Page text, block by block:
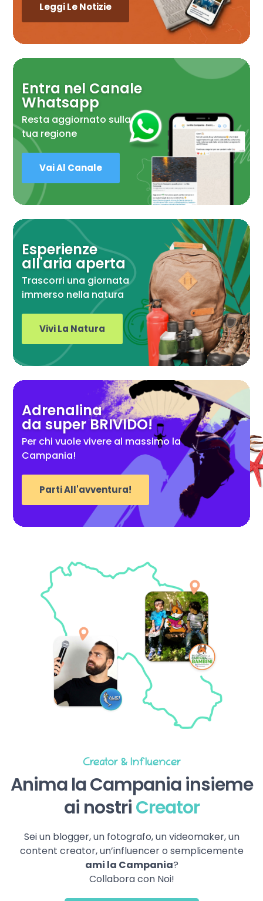
Leggi Le Notizie
Entra nel Canale
Whatsapp
Resta aggiornato sulla
tua regione
Vai Al Canale
Esperienze
all'aria aperta
Trascorri una giornata
immerso nella natura
Vivi La Natura
Adrenalina
da super BRIVIDO!
Per chi vuole vivere al massimo la
Campania!
Parti All'avventura!
Creator & Influencer
Anima la Campania insieme
ai nostriCreator
Sei un blogger, un fotografo, un videomaker, un
content creator, un’influencer o semplicemente
ami la Campania?
Collabora con Noi!